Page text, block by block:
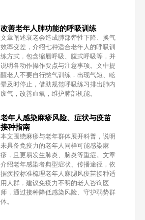
改善老年人肺功能的呼吸训练
文章阐述衰老会造成肺部弹性下降、换气
效率变差，介绍七种适合老年人的呼吸训
练方式，包含缩唇呼吸、腹式呼吸等，并
说明各动作操作要点与注意事项。文中提
醒老人不要自行憋气训练，出现气短、眩
晕及时停止，借助规范呼吸练习排出肺内
废气，改善血氧，维护肺部机能。
老年人感染麻疹风险、症状与疫苗
接种指南
本文围绕麻疹与老年群体展开科普，说明
未具备免疫力的老年人同样可能感染麻
疹，且更易发生肺炎、脑炎等重症。文章
介绍老年感染者典型症状、传播途径，依
据疾控标准梳理老年人麻腮风疫苗接种适
用人群，建议免疫力不明的老人咨询医
师，通过接种降低感染风险、守护弱势群
体。